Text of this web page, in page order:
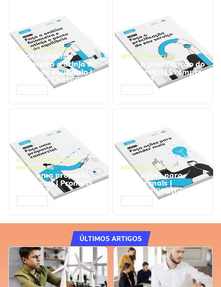
GESTÃO FINANCEIRA
Faça a análise
financeira e atinja o
ponto de equilíbrio |
Prompts ChatGPT
GESTÃO FINANCEIRA
Faça a precificação do
seu serviço | Prompts
ChatGPT
NEGÓCIOS, PROCESSOS
EMPRESARIAIS
Faça uma proposta
comercial | Prompts
ChatGPT
NEGÓCIOS, VENDAS
Faça ações para
vender mais |
Prompts ChatGPT
ÚLTIMOS ARTIGOS